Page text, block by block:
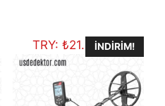
€30.800,00.
TRY: ₺21.899,91
İNDIRIM!